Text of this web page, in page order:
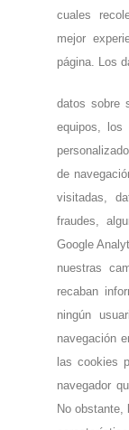
cuales
mejor
página. Los
datos sobre
equipos, los
de
visitadas,
fraudes,
Google
nuestras
recaban
ningún
navegación
las cookies
navegador
No obstante,